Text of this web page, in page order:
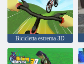
Bicicletta estrema 3D